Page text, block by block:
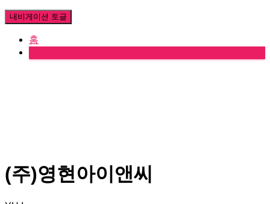
내비게이션 토글
홈
(주)영현아이앤씨